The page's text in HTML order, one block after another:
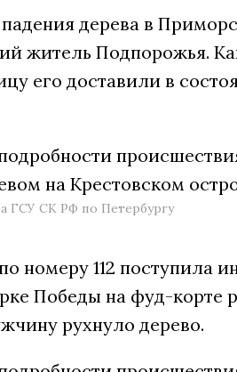
дерева в
житель Подпорожья.
его доставили в
ГСУ СК РФ по Петербургу
по номеру 112 поступила
Победы на фуд-корте
рухнуло дерево.